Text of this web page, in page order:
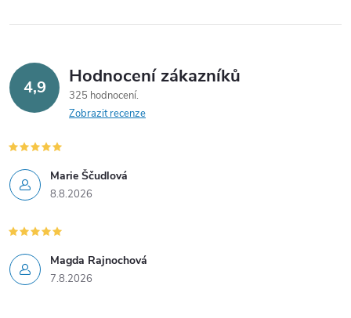
p
v
k
y
v
ý
p
i
4,9 Hodnocení zákazníků
325 hodnocení
Zobrazit recenze
Marie Ščudlová
8.8.2026
Magda Rajnochová
7.8.2026